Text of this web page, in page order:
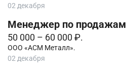
02 декабря
Менеджер по продажам
50 000 – 60 000 ₽.
ООО «АСМ Металл».
02 декабря